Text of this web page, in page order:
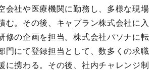
会社や医療機関に勤務し、多様な現場
む。その後、キャプラン株式会社に入
修の企画を担当。株式会社パソナに転
門にて登録担当として、数多くの求職
に携わる。その後、社内チャレンジ制